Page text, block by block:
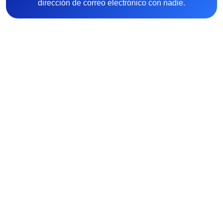
dirección de correo electrónico con nadie.